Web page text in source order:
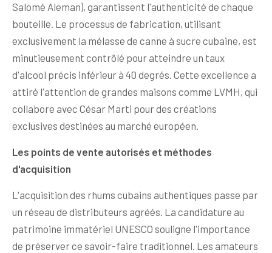
Salomé Aleman), garantissent l'authenticité de chaque
bouteille. Le processus de fabrication, utilisant
exclusivement la mélasse de canne à sucre cubaine, est
minutieusement contrôlé pour atteindre un taux
d'alcool précis inférieur à 40 degrés. Cette excellence a
attiré l'attention de grandes maisons comme LVMH, qui
collabore avec César Marti pour des créations
exclusives destinées au marché européen.
Les points de vente autorisés et méthodes
d'acquisition
L'acquisition des rhums cubains authentiques passe par
un réseau de distributeurs agréés. La candidature au
patrimoine immatériel UNESCO souligne l'importance
de préserver ce savoir-faire traditionnel. Les amateurs